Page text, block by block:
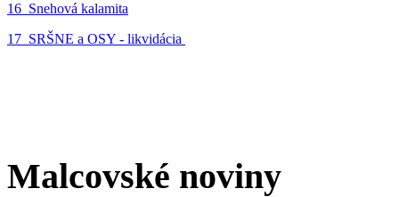
16_Snehová kalamita
17_SRŠNE a OSY - likvidácia
Malcovské noviny